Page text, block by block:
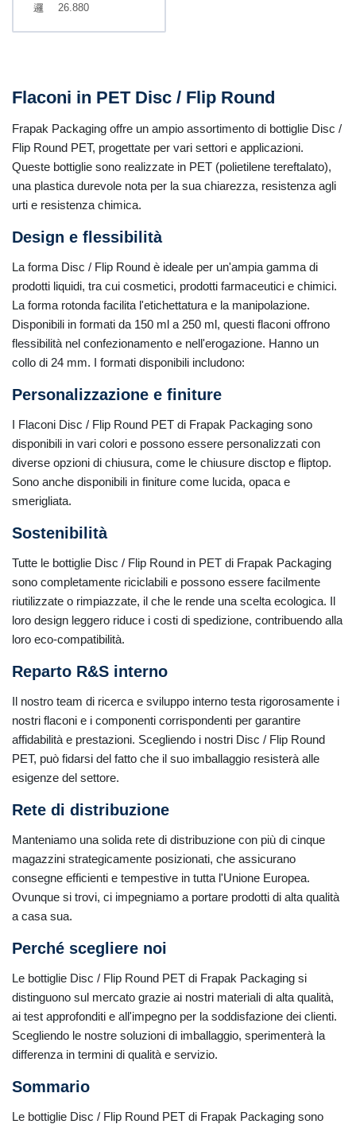
26.880
Flaconi in PET Disc / Flip Round
Frapak Packaging offre un ampio assortimento di bottiglie Disc /
Flip Round PET, progettate per vari settori e applicazioni.
Queste bottiglie sono realizzate in PET (polietilene tereftalato),
una plastica durevole nota per la sua chiarezza, resistenza agli
urti e resistenza chimica.
Design e flessibilità
La forma Disc / Flip Round è ideale per un'ampia gamma di
prodotti liquidi, tra cui cosmetici, prodotti farmaceutici e chimici.
La forma rotonda facilita l'etichettatura e la manipolazione.
Disponibili in formati da 150 ml a 250 ml, questi flaconi offrono
flessibilità nel confezionamento e nell'erogazione. Hanno un
collo di 24 mm. I formati disponibili includono:
Personalizzazione e finiture
I Flaconi Disc / Flip Round PET di Frapak Packaging sono
disponibili in vari colori e possono essere personalizzati con
diverse opzioni di chiusura, come le chiusure disctop e fliptop.
Sono anche disponibili in finiture come lucida, opaca e
smerigliata.
Sostenibilità
Tutte le bottiglie Disc / Flip Round in PET di Frapak Packaging
sono completamente riciclabili e possono essere facilmente
riutilizzate o rimpiazzate, il che le rende una scelta ecologica. Il
loro design leggero riduce i costi di spedizione, contribuendo alla
loro eco-compatibilità.
Reparto R&S interno
Il nostro team di ricerca e sviluppo interno testa rigorosamente i
nostri flaconi e i componenti corrispondenti per garantire
affidabilità e prestazioni. Scegliendo i nostri Disc / Flip Round
PET, può fidarsi del fatto che il suo imballaggio resisterà alle
esigenze del settore.
Rete di distribuzione
Manteniamo una solida rete di distribuzione con più di cinque
magazzini strategicamente posizionati, che assicurano
consegne efficienti e tempestive in tutta l'Unione Europea.
Ovunque si trovi, ci impegniamo a portare prodotti di alta qualità
a casa sua.
Perché scegliere noi
Le bottiglie Disc / Flip Round PET di Frapak Packaging si
distinguono sul mercato grazie ai nostri materiali di alta qualità,
ai test approfonditi e all'impegno per la soddisfazione dei clienti.
Scegliendo le nostre soluzioni di imballaggio, sperimenterà la
differenza in termini di qualità e servizio.
Sommario
Le bottiglie Disc / Flip Round PET di Frapak Packaging sono